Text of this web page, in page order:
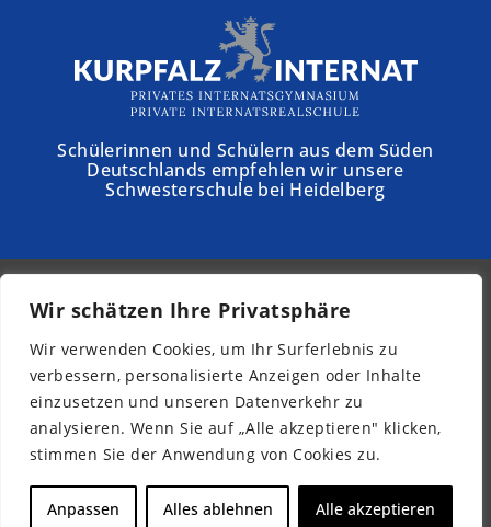
Wir schätzen Ihre Privatsphäre
Wir verwenden Cookies, um Ihr Surferlebnis zu
verbessern, personalisierte Anzeigen oder Inhalte
einzusetzen und unseren Datenverkehr zu
analysieren. Wenn Sie auf „Alle akzeptieren" klicken,
stimmen Sie der Anwendung von Cookies zu.
Anpassen Alles ablehnen Alle akzeptieren
Schülerinnen und Schülern aus dem Süden
Deutschlands empfehlen wir unsere
Schwesterschule bei Heidelberg
© 2026 - Schloss Torgelow
Newsletter
Impressum
Datenschutz
Barrierefreiheit
DE